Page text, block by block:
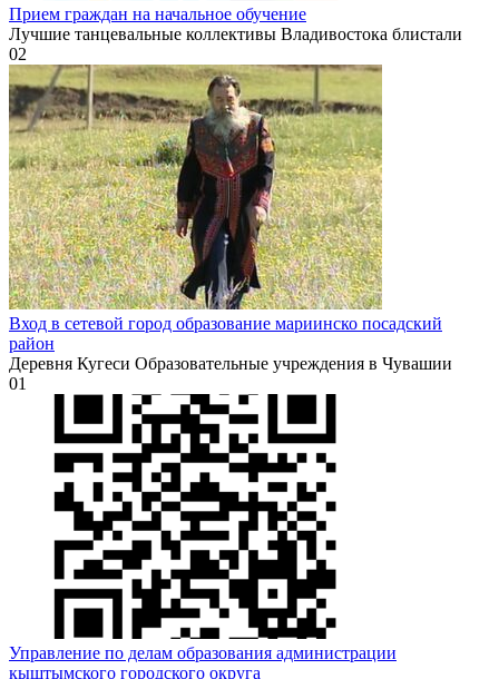
Прием граждан на начальное обучение
Лучшие танцевальные коллективы Владивостока блистали
02
Вход в сетевой город образование мариинско посадский
район
Деревня Кугеси Образовательные учреждения в Чувашии
01
Управление по делам образования администрации
кыштымского городского округа